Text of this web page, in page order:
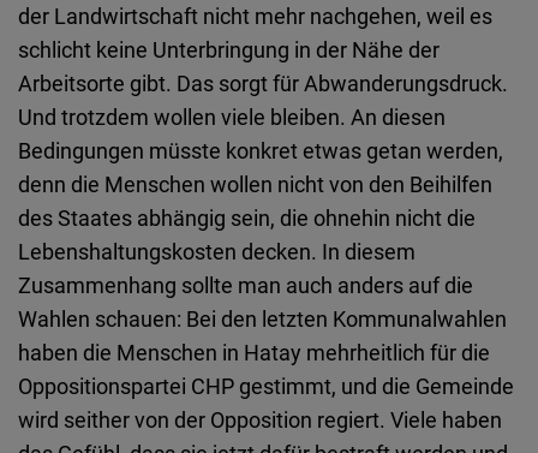
der Landwirtschaft nicht mehr nachgehen, weil es
schlicht keine Unterbringung in der Nähe der
Arbeitsorte gibt. Das sorgt für Abwanderungsdruck.
Und trotzdem wollen viele bleiben. An diesen
Bedingungen müsste konkret etwas getan werden,
denn die Menschen wollen nicht von den Beihilfen
des Staates abhängig sein, die ohnehin nicht die
Lebenshaltungskosten decken. In diesem
Zusammenhang sollte man auch anders auf die
Wahlen schauen: Bei den letzten Kommunalwahlen
haben die Menschen in Hatay mehrheitlich für die
Oppositionspartei CHP gestimmt, und die Gemeinde
wird seither von der Opposition regiert. Viele haben